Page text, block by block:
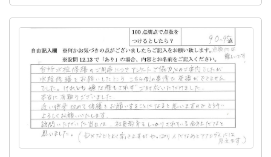
汚れないようにするテープも貼って下さりお手数をかけ
ました。
８～10年くらいで取り替えみたいですが、24年使用し大
切に使う事が出来ました。新しいコンロも長～くきれい
に使いたいです。杉山さん、ありがとうございました。
又、何かあった時はよろしくお願いしますネ